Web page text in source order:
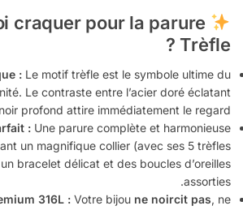
craquer pour la parure
Trèfle ?
: Le motif trèfle est le symbole ultime du
Le contraste entre l’acier doré éclatant
profond attire immédiatement le regard.
: Une parure complète et harmonieuse
un magnifique collier (avec ses 5 trèfles
bracelet délicat et des boucles d’oreilles
assorties.
316L : Votre bijou ne noircit pas, ne